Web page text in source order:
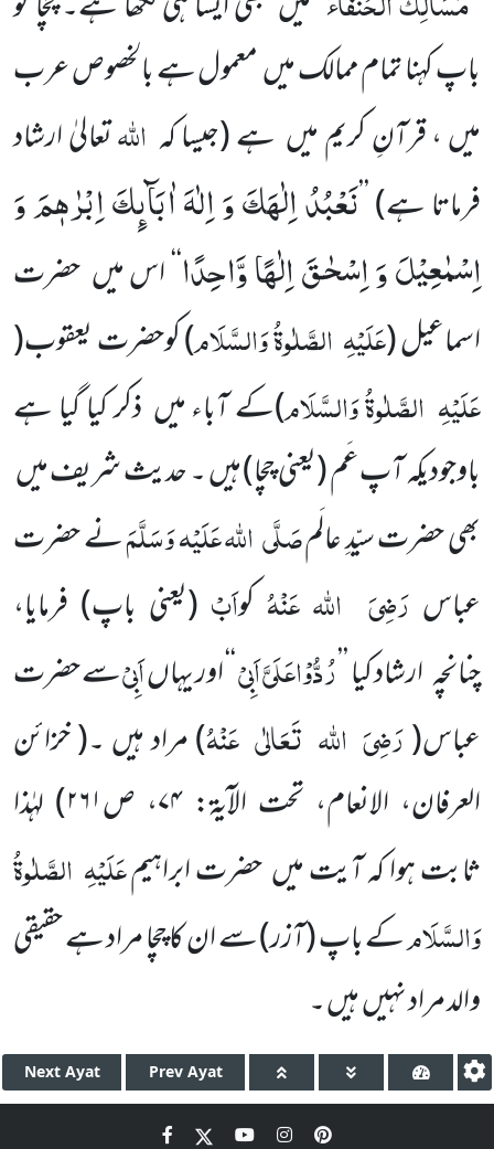
باپ کہنا تمام ممالک میںمعمول ہے بالخصوص عرب
میں ، قرآنِ کریم میں ہے(جیسا کہ اللہتعالیٰارشاد
فرماتا ہے)’’نَعْبُدُ اِلٰهَكَ وَ اِلٰهَ اٰبَآىٕكَ اِبْرٰهٖمَ وَ
اِسْمٰعِیْلَ وَ اِسْحٰقَ اِلٰهًا وَّاحِدًا‘‘اس میں حضرت
اسماعیل(عَلَیْہِ الصَّلٰوۃُ وَالسَّلَام)کوحضرت یعقوب(
عَلَیْہِ الصَّلٰوۃُ وَالسَّلَام)کے آباء میں ذکر کیا گیا ہے
باوجودیکہ آپ عَم(یعنی چچا)ہیں ۔حدیث شریف میں
بھی حضرت سیّدِ عالَمصَلَّیاللہ عَلَیْہ وَسَلَّمَنے حضرت
عباس رَضِیَ اللہ عَنْہُ کواَبْ (یعنی باپ) فرمایا،
چنانچہارشاد کیا’’رُدُّوْاعَلَیَّاَبِیْ‘‘اور یہاںاَبِیْسے حضرت
عباس(رَضِیَ اللہ تَعَالٰی عَنْہُ)مراد ہیں ۔(خزائن
العرفان، الانعام، تحت الآیۃ:۷۴، ص۲۶۱) لہٰذا
ثابت ہوا کہ آیت میںحضرت ابراہیمعَلَیْہِ الصَّلٰوۃُ
وَالسَّلَامکے باپ(آزر)سے ان کا چچا مراد ہے حقیقی
والد مراد نہیںہیں ۔
Next Ayat Prev Ayat